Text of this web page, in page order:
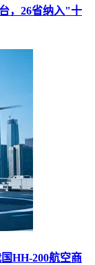
，26省纳入"十
HH-200航空商